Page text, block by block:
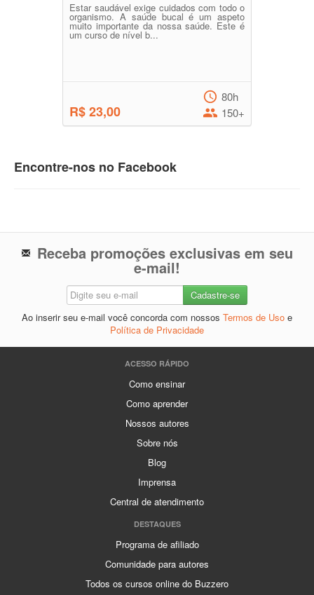
Estar saudável exige cuidados com todo o
organismo. A saúde bucal é um aspeto
muito importante da nossa saúde. Este é
um curso de nível b...
R$ 23,00
80h
150+
Encontre-nos no Facebook
Receba promoções exclusivas em seu
e-mail!
Ao inserir seu e-mail você concorda com nossos Termos de Uso e
Política de Privacidade
ACESSO RÁPIDO
Como ensinar
Como aprender
Nossos autores
Sobre nós
Blog
Imprensa
Central de atendimento
DESTAQUES
Programa de afiliado
Comunidade para autores
Todos os cursos online do Buzzero